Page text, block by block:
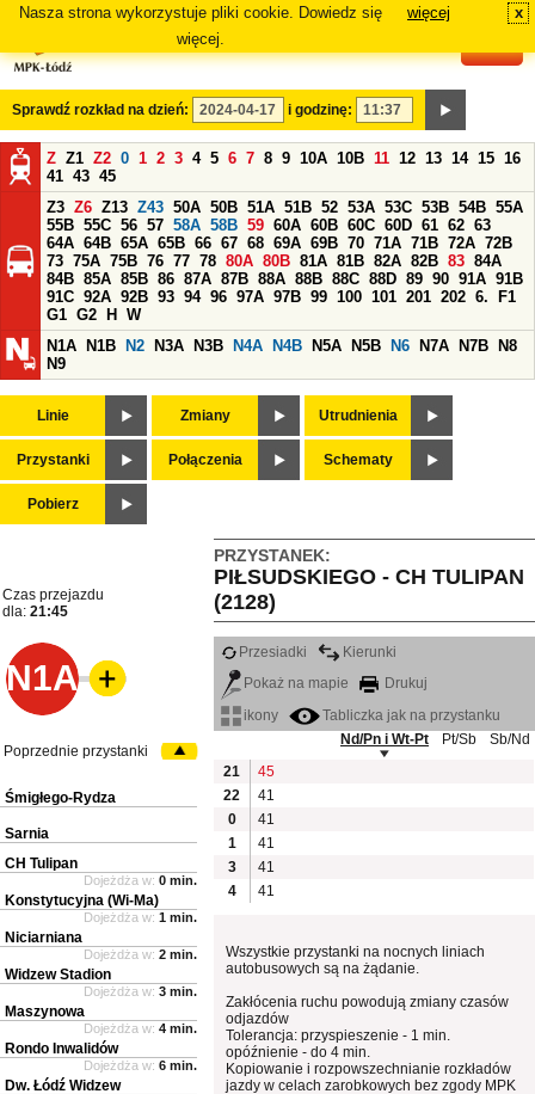
Nasza strona wykorzystuje pliki cookie. Dowiedz się
więcej.
więcej x
Sprawdź rozkład na dzień: i godzinę:
Z Z1 Z2 0 1 2 3 4 5 6 7 8 9 10A 10B 11 12 13 14 15 16
41 43 45
Z3 Z6 Z13 Z43 50A 50B 51A 51B 52 53A 53C 53B 54B 55A
55B 55C 56 57 58A 58B 59 60A 60B 60C 60D 61 62 63
64A 64B 65A 65B 66 67 68 69A 69B 70 71A 71B 72A 72B
73 75A 75B 76 77 78 80A 80B 81A 81B 82A 82B 83 84A
84B 85A 85B 86 87A 87B 88A 88B 88C 88D 89 90 91A 91B
91C 92A 92B 93 94 96 97A 97B 99 100 101 201 202 6.
F1
G1 G2 H
W
N1A
N1B N2 N3A N3B N4A N4B N5A N5B N6 N7A N7B
N8
N9
Linie Zmiany Utrudnienia
Przystanki Połączenia Schematy
Pobierz
PRZYSTANEK:
PIŁSUDSKIEGO - CH TULIPAN
(2128)
Czas przejazdu
dla: 21:45
N1A
Przesiadki
Kierunki
Pokaż na mapie
Drukuj
ikony
Tabliczka jak na przystanku
Nd/Pn i Wt-Pt
Pt/Sb
Sb/Nd
21
45
22
41
0
41
1
41
3
41
4
41
Wszystkie przystanki na nocnych liniach
autobusowych są na żądanie.
Zakłócenia ruchu powodują zmiany czasów
odjazdów
Tolerancja: przyspieszenie - 1 min.
opóźnienie - do 4 min.
Kopiowanie i rozpowszechnianie rozkładów
jazdy w celach zarobkowych bez zgody MPK
Poprzednie przystanki
Śmigłego-Rydza
Sarnia
CH Tulipan
Dojeżdża w: 0 min.
Konstytucyjna (Wi-Ma)
Dojeżdża w: 1 min.
Niciarniana
Dojeżdża w: 2 min.
Widzew Stadion
Dojeżdża w: 3 min.
Maszynowa
Dojeżdża w: 4 min.
Rondo Inwalidów
Dojeżdża w: 6 min.
Dw. Łódź Widzew